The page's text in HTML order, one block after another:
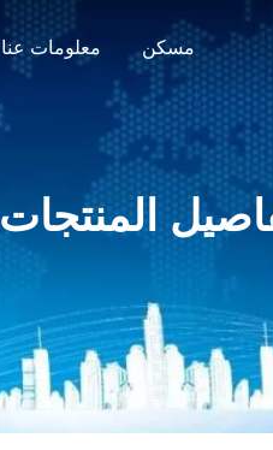
مسكن معلومات عنا
المنتجات